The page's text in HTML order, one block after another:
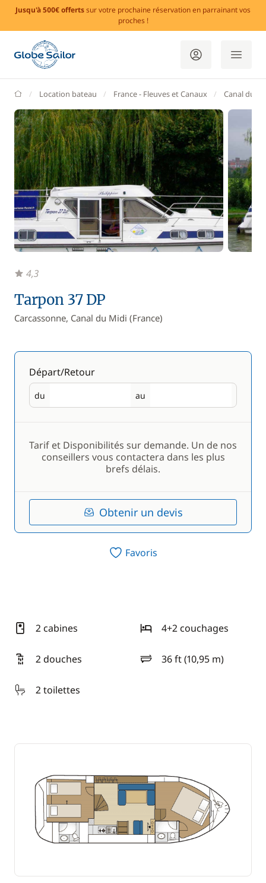
Jusqu'à 500€ offertssur votre prochaine réservation en parrainant vos
proches !
GlobeSailor
Location bateau France - Fleuves et Canaux Canal du
Tarpon 37 DP
Carcassonne, Canal du Midi (France)
4,3
Départ/Retour
du
Départ au
Retour
Tarif et Disponibilités sur demande. Un de nos
conseillers vous contactera dans les plus
brefs délais.
Obtenir un devis
Favoris
2 cabines 4+2 couchages
2 douches 36 ft (10,95 m)
longueur
2 toilettes